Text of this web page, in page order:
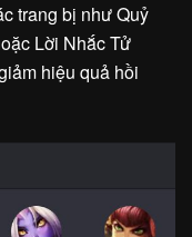
trang bị như Quỷ
Lời Nhắc Tử
hiệu quả hồi